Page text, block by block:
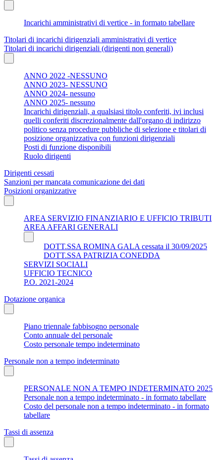
Incarichi amministrativi di vertice - in formato tabellare
Titolari di incarichi dirigenziali amministrativi di vertice
Titolari di incarichi dirigenziali (dirigenti non generali)
ANNO 2022 -NESSUNO
ANNO 2023- NESSUNO
ANNO 2024- nessuno
ANNO 2025- nessuno
Incarichi dirigenziali, a qualsiasi titolo conferiti, ivi inclusi
quelli conferiti discrezionalmente dall'organo di indirizzo
politico senza procedure pubbliche di selezione e titolari di
posizione organizzativa con funzioni dirigenziali
Posti di funzione disponibili
Ruolo dirigenti
Dirigenti cessati
Sanzioni per mancata comunicazione dei dati
Posizioni organizzative
AREA SERVIZIO FINANZIARIO E UFFICIO TRIBUTI
AREA AFFARI GENERALI
DOTT.SSA ROMINA GALA cessata il 30/09/2025
DOTT.SSA PATRIZIA CONEDDA
SERVIZI SOCIALI
UFFICIO TECNICO
P.O. 2021-2024
Dotazione organica
Piano triennale fabbisogno personale
Conto annuale del personale
Costo personale tempo indeterminato
Personale non a tempo indeterminato
PERSONALE NON A TEMPO INDETERMINATO 2025
Personale non a tempo indeterminato - in formato tabellare
Costo del personale non a tempo indeterminato - in formato
tabellare
Tassi di assenza